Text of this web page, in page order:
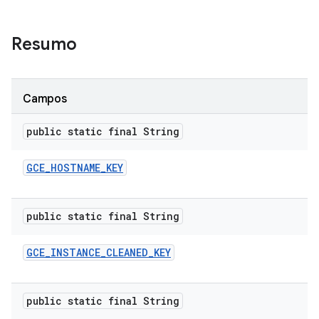
Resumo
Campos
public static final String
GCE_HOSTNAME_KEY
public static final String
GCE_INSTANCE_CLEANED_KEY
public static final String